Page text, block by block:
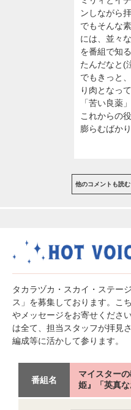
ンしながら
でもそんな
には、並々
を番組で知
たんだなと(
でもきっと
り肉となっ
「苦い良薬
これからの
膨らむばか
他のコメントも読む
タカラヅカ・スカイ・ステー
ス」を募集しております。こ
やメッセージをお寄せくださ
は全て、担当スタッフが拝見
編成等に活かして参ります。
番組名
マイスター
姫』「英真な